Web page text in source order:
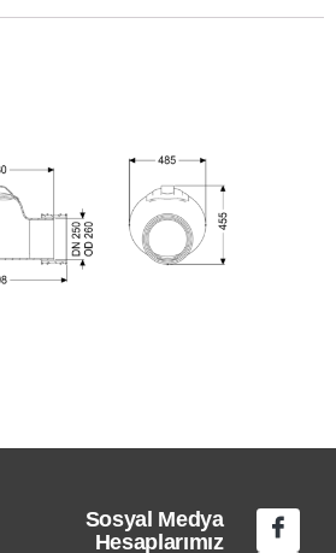
Sosyal Medya
Hesaplarımız